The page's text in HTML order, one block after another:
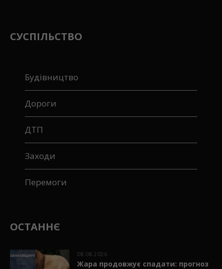
СУСПІЛЬСТВО
Будівництво
Дороги
ДТП
Заходи
Перемоги
ОСТАННЄ
08.08.2026
Жара продовжує спадати: прогноз